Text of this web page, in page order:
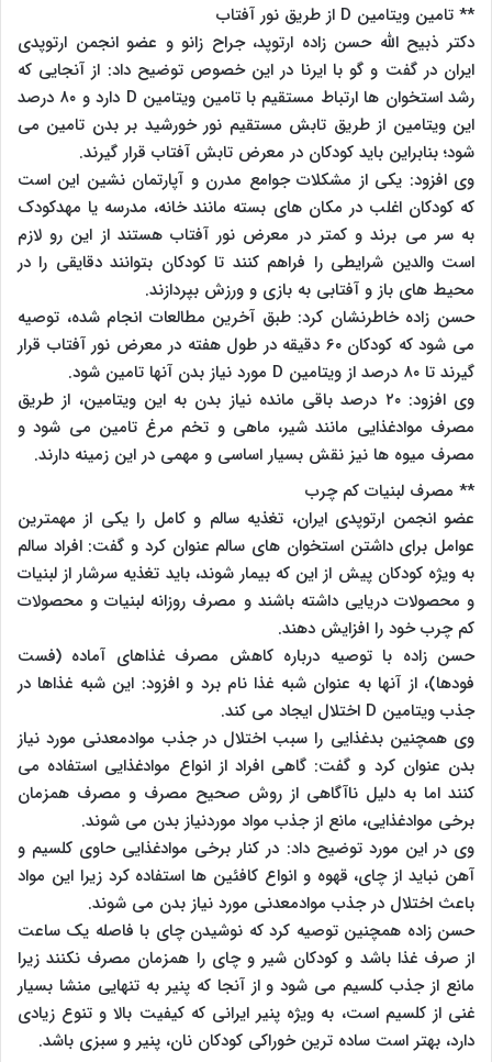
** تامین ویتامین D از طریق نور آفتاب
دکتر ذبیح الله حسن زاده ارتوپد، جراح زانو و عضو انجمن ارتوپدی
ایران در گفت و گو با ایرنا در این خصوص توضیح داد: از آنجایی که
رشد استخوان ها ارتباط مستقیم با تامین ویتامین D دارد و ۸۰ درصد
این ویتامین از طریق تابش مستقیم نور خورشید بر بدن تامین می
شود؛ بنابراین باید کودکان در معرض تابش آفتاب قرار گیرند.
وی افزود: یکی از مشکلات جوامع مدرن و آپارتمان نشین این است
که کودکان اغلب در مکان های بسته مانند خانه، مدرسه یا مهدکودک
به سر می برند و کمتر در معرض نور آفتاب هستند از این رو لازم
است والدین شرایطی را فراهم کنند تا کودکان بتوانند دقایقی را در
محیط های باز و آفتابی به بازی و ورزش بپردازند.
حسن زاده خاطرنشان کرد: طبق آخرین مطالعات انجام شده، توصیه
می شود که کودکان ۶۰ دقیقه در طول هفته در معرض نور آفتاب قرار
گیرند تا ۸۰ درصد از ویتامین D مورد نیاز بدن آنها تامین شود.
وی افزود: ۲۰ درصد باقی مانده نیاز بدن به این ویتامین، از طریق
مصرف موادغذایی مانند شیر، ماهی و تخم مرغ تامین می شود و
مصرف میوه ها نیز نقش بسیار اساسی و مهمی در این زمینه دارند.
** مصرف لبنیات کم چرب
عضو انجمن ارتوپدی ایران، تغذیه سالم و کامل را یکی از مهمترین
عوامل برای داشتن استخوان های سالم عنوان کرد و گفت: افراد سالم
به ویژه کودکان پیش از این که بیمار شوند، باید تغذیه سرشار از لبنیات
و محصولات دریایی داشته باشند و مصرف روزانه لبنیات و محصولات
کم چرب خود را افزایش دهند.
حسن زاده با توصیه درباره کاهش مصرف غذاهای آماده (فست
فودها)، از آنها به عنوان شبه غذا نام برد و افزود: این شبه غذاها در
جذب ویتامین D اختلال ایجاد می کند.
وی همچنین بدغذایی را سبب اختلال در جذب موادمعدنی مورد نیاز
بدن عنوان کرد و گفت: گاهی افراد از انواع موادغذایی استفاده می
کنند اما به دلیل ناآگاهی از روش صحیح مصرف و مصرف همزمان
برخی موادغذایی، مانع از جذب مواد موردنیاز بدن می شوند.
وی در این مورد توضیح داد: در کنار برخی موادغذایی حاوی کلسیم و
آهن نباید از چای، قهوه و انواع کافئین ها استفاده کرد زیرا این مواد
باعث اختلال در جذب موادمعدنی مورد نیاز بدن می شوند.
حسن زاده همچنین توصیه کرد که نوشیدن چای با فاصله یک ساعت
از صرف غذا باشد و کودکان شیر و چای را همزمان مصرف نکنند زیرا
مانع از جذب کلسیم می شود و از آنجا که پنیر به تنهایی منشا بسیار
غنی از کلسیم است، به ویژه پنیر ایرانی که کیفیت بالا و تنوع زیادی
دارد، بهتر است ساده ترین خوراکی کودکان نان، پنیر و سبزی باشد.